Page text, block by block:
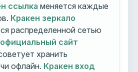
ссылка меняется каждые
Кракен зеркало
распределенной сетью
сайт
хранить
офлайн. Кракен вход